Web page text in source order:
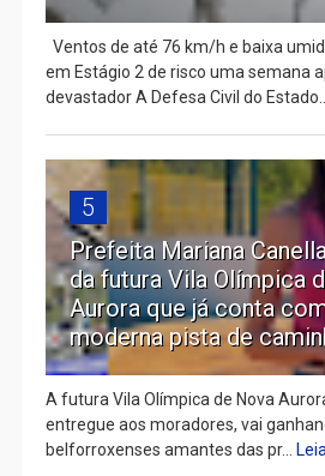
Ventos de até 76 km/h e baixa
em Estágio 2 de risco uma semana
devastador A Defesa Civil do Estado...
5
Prefeita Mariana
da futura Vila Olímpica
Aurora que já conta
moderna pista de
A futura Vila Olímpica de Nova
entregue aos moradores, vai
belforroxenses amantes das pr...